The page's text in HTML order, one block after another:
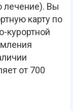
лечение). Вы
карту по
курортной
от 700